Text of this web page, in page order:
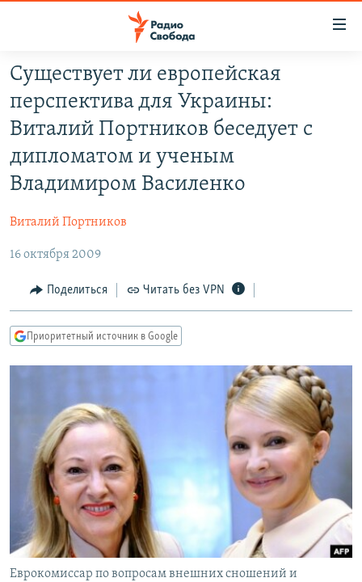
упрощенного
доступа
Вернуться
основному
содержанию
навигации
Вернутся
ПРОГРАММЫ
ПОДКАСТЫ
АВТОРСКИЕ ПРОЕКТЫ
ЦИТАТЫ СВОБОДЫ
IDEL.РЕАЛИИ
КАВКАЗ.РЕАЛИИ
СИБИРЬ.РЕАЛИИ
РАСПИСАНИЕ ВЕЩАНИЯ
ПОДПИШИТЕСЬ НА РАССЫЛКУ
СОЦИАЛЬНЫЕ СЕТИ
Все сайты РСЕ/РС
Существует ли европейская
перспектива для Украины:
Виталий Портников беседует с
дипломатом и ученым
Владимиром Василенко
Виталий Портников
16 октября 2009
Поделиться Читать без VPN
Приоритетный источник в Google
Еврокомиссар по вопросам внешних сношений и